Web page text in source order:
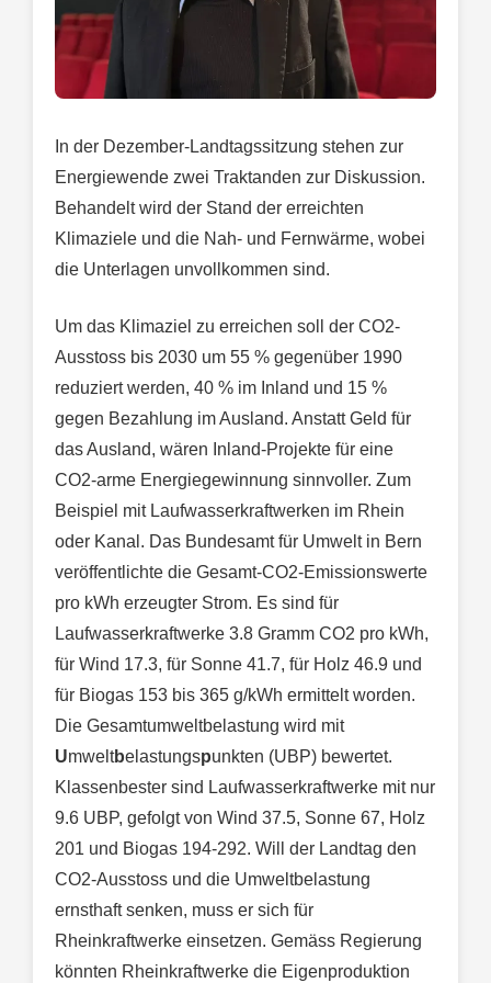
In der Dezember-Landtagssitzung stehen zur
Energiewende zwei Traktanden zur Diskussion.
Behandelt wird der Stand der erreichten
Klimaziele und die Nah- und Fernwärme, wobei
die Unterlagen unvollkommen sind.
Um das Klimaziel zu erreichen soll der CO2-
Ausstoss bis 2030 um 55 % gegenüber 1990
reduziert werden, 40 % im Inland und 15 %
gegen Bezahlung im Ausland. Anstatt Geld für
das Ausland, wären Inland-Projekte für eine
CO2-arme Energiegewinnung sinnvoller. Zum
Beispiel mit Laufwasserkraftwerken im Rhein
oder Kanal. Das Bundesamt für Umwelt in Bern
veröffentlichte die Gesamt-CO2-Emissionswerte
pro kWh erzeugter Strom. Es sind für
Laufwasserkraftwerke 3.8 Gramm CO2 pro kWh,
für Wind 17.3, für Sonne 41.7, für Holz 46.9 und
für Biogas 153 bis 365 g/kWh ermittelt worden.
Die Gesamtumweltbelastung wird mit
Umweltbelastungspunkten (UBP) bewertet.
Klassenbester sind Laufwasserkraftwerke mit nur
9.6 UBP, gefolgt von Wind 37.5, Sonne 67, Holz
201 und Biogas 194-292. Will der Landtag den
CO2-Ausstoss und die Umweltbelastung
ernsthaft senken, muss er sich für
Rheinkraftwerke einsetzen. Gemäss Regierung
könnten Rheinkraftwerke die Eigenproduktion